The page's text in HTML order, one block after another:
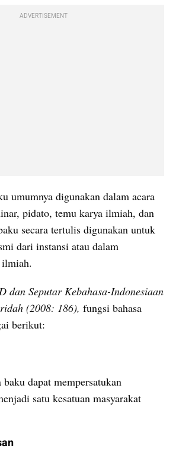
ADVERTISEMENT
umumnya digunakan dalam acara
pidato, temu karya ilmiah, dan
secara tertulis digunakan untuk
dari instansi atau dalam
ilmiah.
dan Seputar Kebahasa-Indonesiaan
(2008: 186), fungsi bahasa
berikut:
baku dapat mempersatukan
satu kesatuan masyarakat